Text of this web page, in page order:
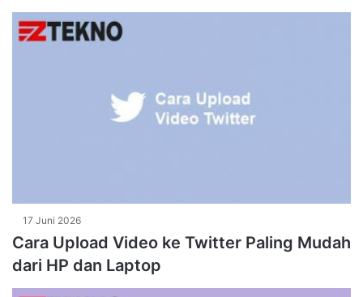
17 Juni 2026
Cara Upload Video ke Twitter Paling Mudah
dari HP dan Laptop